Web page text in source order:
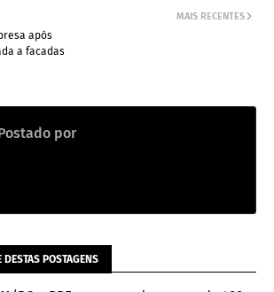
MAIS RECENTES
após
a facadas
por
DESTAS POSTAGENS